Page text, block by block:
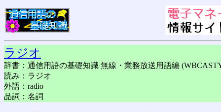
ラジオ
辞書：通信用語の基礎知識 無線・業務放送用語編
読み：ラジオ
外語：radio
品詞：名詞